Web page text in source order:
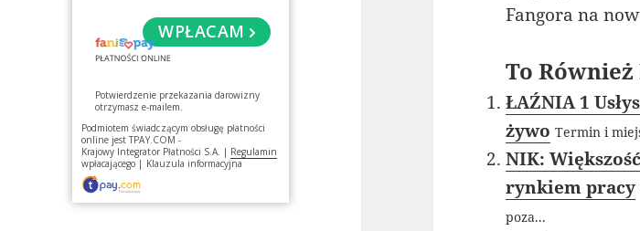
WPŁACAM
Potwierdzenie przekazania darowizny
otrzymasz e-mailem.
Podmiotem świadczącym obsługę płatności
online jestTPAY.COM -
Krajowy Integrator Płatności S.A. | Regulamin
wpłacającego | Klauzula informacyjna
Fangora na
To
ŁAŹNIA 1
żywo Termin i
NIK:
rynkiem pracy
poza...